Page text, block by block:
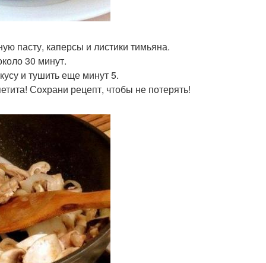
пасту, каперсы и листики тимьяна.
30 минут.
и тушить еще минут 5.
Сохрани рецепт, чтобы не потерять!